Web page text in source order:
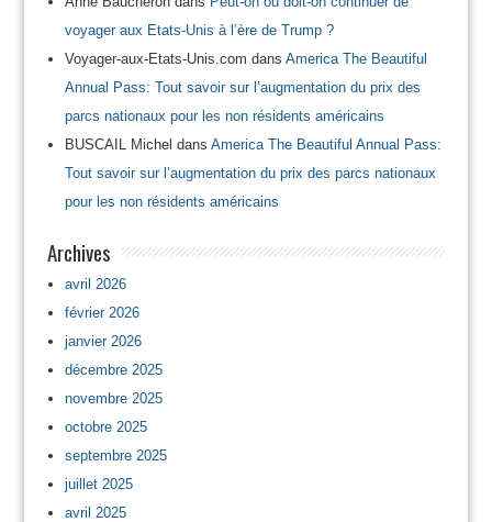
voyager aux Etats-Unis à l’ère de Trump ?
Voyager-aux-Etats-Unis.com dans America The Beautiful
Annual Pass: Tout savoir sur l’augmentation du prix des
parcs nationaux pour les non résidents américains
BUSCAIL Michel dans America The Beautiful Annual Pass:
Tout savoir sur l’augmentation du prix des parcs nationaux
pour les non résidents américains
Archives
avril 2026
février 2026
janvier 2026
décembre 2025
novembre 2025
octobre 2025
septembre 2025
juillet 2025
avril 2025